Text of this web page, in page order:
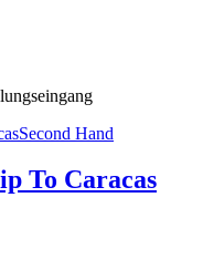
Second Hand
To Caracas